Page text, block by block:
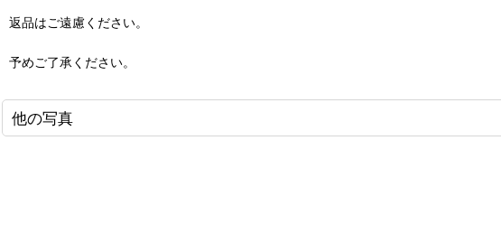
返品はご遠慮ください。
予めご了承ください。
他の写真